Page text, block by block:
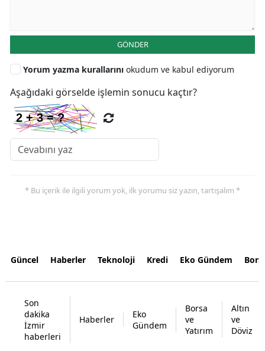
GÖNDER
Yorum yazma kurallarını okudum ve kabul ediyorum
Aşağıdaki görselde işlemin sonucu kaçtır?
* Bu içerik ile ilgili yorum yok, ilk yorumu siz yazın, tartışalım *
Güncel Haberler Teknoloji Kredi Eko Gündem
Son
dakika
İzmir
haberleri
Haberler
Eko
Gündem
Borsa
ve
Yatırım
Altın
ve
Döviz